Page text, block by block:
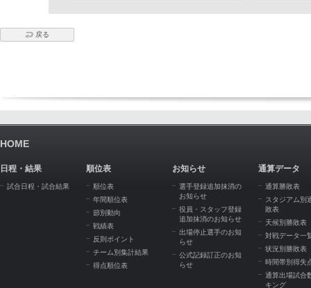
戻る
HOME
日程・結果
試合日程・試合結果
順位表
順位表
年間順位表
節別動向
戦績表
反則ポイント
チーム別集計結果
得点順位表
お知らせ
選手登録追加抹消の
お知らせ
役員・スタッフ登録
追加抹消のお知らせ
出場停止選手のお知
らせ
公式記録訂正のお知
らせ
通算データ
通算勝敗表
スタジアム別
敗表
天候別勝敗表
対戦データ一
状況別勝敗表
時間帯別得失
通算出場試合
キング